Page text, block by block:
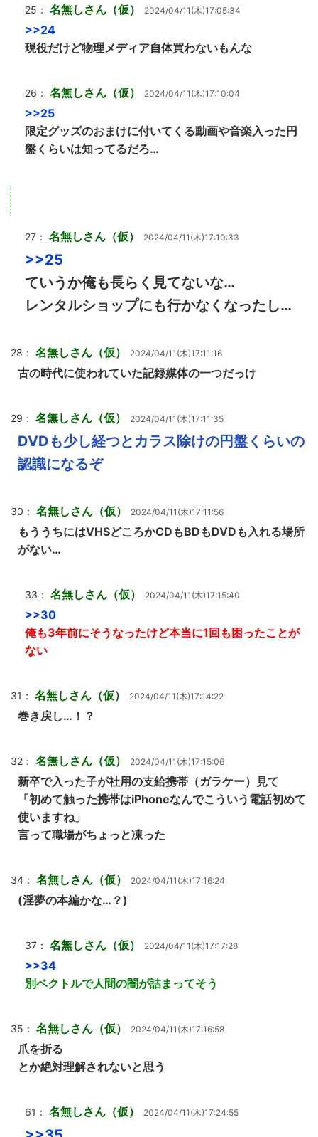
25： 名無しさん（仮） 2024/04/11(木)17:05:34
>>24
現役だけど物理メディア自体買わないもんな
26： 名無しさん（仮） 2024/04/11(木)17:10:04
>>25
限定グッズのおまけに付いてくる動画や音楽入った円
盤くらいは知ってるだろ…
27： 名無しさん（仮） 2024/04/11(木)17:10:33
>>25
ていうか俺も長らく見てないな…
レンタルショップにも行かなくなったし…
28： 名無しさん（仮） 2024/04/11(木)17:11:16
古の時代に使われていた記録媒体の一つだっけ
29： 名無しさん（仮） 2024/04/11(木)17:11:35
DVDも少し経つとカラス除けの円盤くらいの
認識になるぞ
30： 名無しさん（仮） 2024/04/11(木)17:11:56
もううちにはVHSどころかCDもBDもDVDも入れる場所
がない…
33： 名無しさん（仮） 2024/04/11(木)17:15:40
>>30
俺も3年前にそうなったけど本当に1回も困ったことが
ない
31： 名無しさん（仮） 2024/04/11(木)17:14:22
巻き戻し…！？
32： 名無しさん（仮） 2024/04/11(木)17:15:06
新卒で入った子が社用の支給携帯（ガラケー）見て
「初めて触った携帯はiPhoneなんでこういう電話初めて
使いますね」
言って職場がちょっと凍った
34： 名無しさん（仮） 2024/04/11(木)17:16:24
(淫夢の本編かな…？)
37： 名無しさん（仮） 2024/04/11(木)17:17:28
>>34
別ベクトルで人間の闇が詰まってそう
35： 名無しさん（仮） 2024/04/11(木)17:16:58
爪を折る
とか絶対理解されないと思う
61： 名無しさん（仮） 2024/04/11(木)17:24:55